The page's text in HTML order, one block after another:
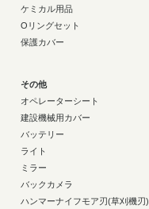
ケミカル用品
Oリングセット
保護カバー
その他
オペレーターシート
建設機械用カバー
バッテリー
ライト
ミラー
バックカメラ
ハンマーナイフモア刃(草刈機刃)